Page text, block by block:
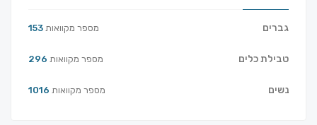
גברים 153 מספר מקוואות
טבילת כלים 296 מספר מקוואות
נשים 1016 מספר מקוואות